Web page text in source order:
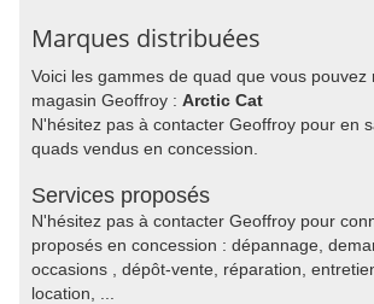
Marques distribuées
Voici les gammes de quad que vous pouvez
magasin Geoffroy : Arctic Cat
N'hésitez pas à contacter Geoffroy pour en
quads vendus en concession.
Services proposés
N'hésitez pas à contacter Geoffroy pour
proposés en concession : dépannage,
occasions , dépôt-vente, réparation,
location, ...